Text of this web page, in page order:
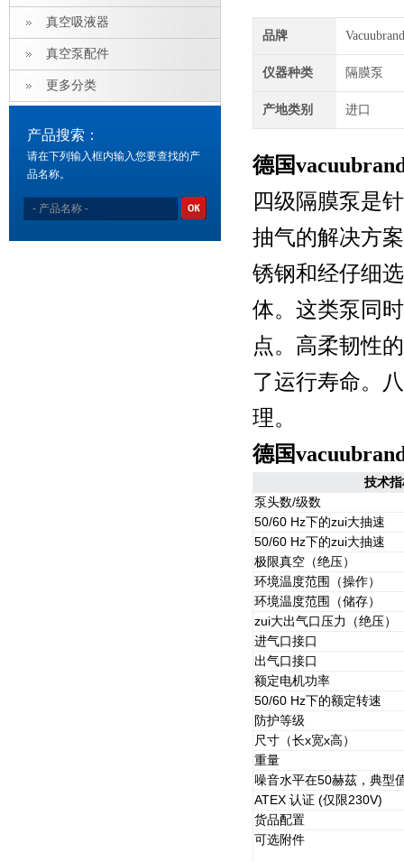
真空吸液器
真空泵配件
更多分类
产品搜索：
请在下列输入框内输入您要查找的产
品名称。
品牌
仪器种类 隔膜泵
产地类别 进口
德国
四级隔膜泵是
抽气的解决方
锈钢和经仔细
体。这类泵同
点。高柔韧性
了运行寿命。
理。
德国
技术
泵头数/级数
50/60 Hz下的zui大抽速
50/60 Hz下的zui大抽速
极限真空（绝压）
环境温度范围（操作）
环境温度范围（储存）
zui大出气口压力（绝压）
进气口接口
出气口接口
额定电机功率
50/60 Hz下的额定转速
防护等级
尺寸（长x宽x高）
重量
噪音水平在50赫茲，典型
ATEX 认证 (仅限230V)
货品配置
可选附件